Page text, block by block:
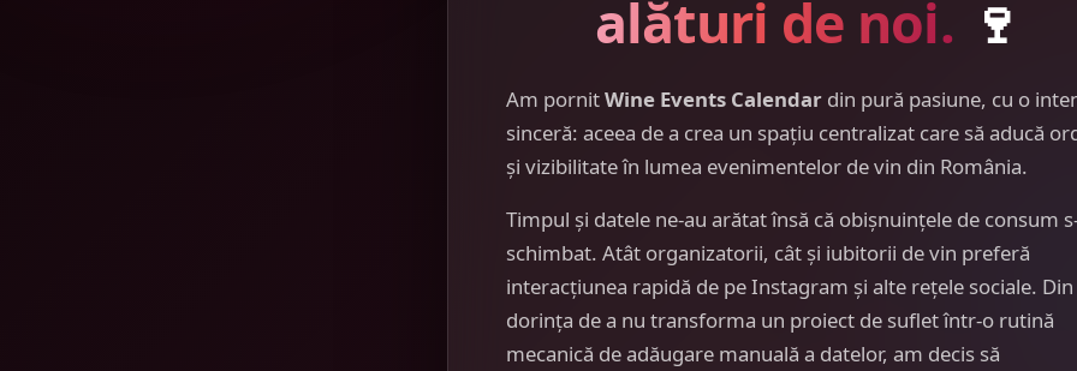
alături de noi. 🍷
Am pornitWine Events Calendar din pură pasiune, cu o
sinceră: aceea de a crea un spațiu centralizat care să aducă
și vizibilitate în lumea evenimentelor de vin din România.
Timpul și datele ne-au arătat însă că obișnuințele de consum
schimbat. Atât organizatorii, cât și iubitorii de vin preferă
interacțiunea rapidă de pe Instagram și alte rețele sociale. Din
dorința de a nu transforma un proiect de suflet într-o rutină
mecanică de adăugare manuală a datelor, am decis să